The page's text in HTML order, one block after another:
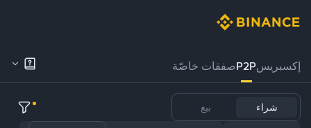
إكسبريسP2Pصفقات خاصّة
شراء بيع